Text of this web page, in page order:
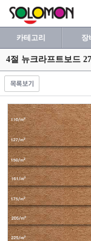
카테고리 장
4절 뉴크라프트보드